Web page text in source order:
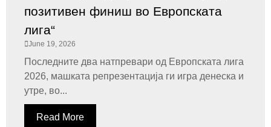
позитивен финиш во Европската
лига“
June 19, 2026
Последните два натпревари од Европската лига
2026, машката репрезентација ги игра денеска и
утре, во...
Read More